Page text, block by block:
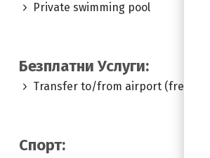
Private swimming pool
Безплатни Услуги:
Transfer to/from airport (free)
Спорт: